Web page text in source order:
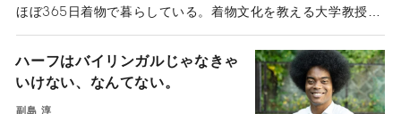
に感じた壁はあったのか。ポジティブ・ネガティブ両方の側面
から、ヤバタンさんの目に映る日本を語ってもらった。
ほぼ365日着物で暮らしている。着物文化を教える大学教授
付いた着物姿を見ると、着物文化を次世代に伝える担い手は、
日本人だけとは限らないことを教えてくれる。
ハーフはバイリンガルじゃなきゃ
いけない、なんてない。
副島 淳